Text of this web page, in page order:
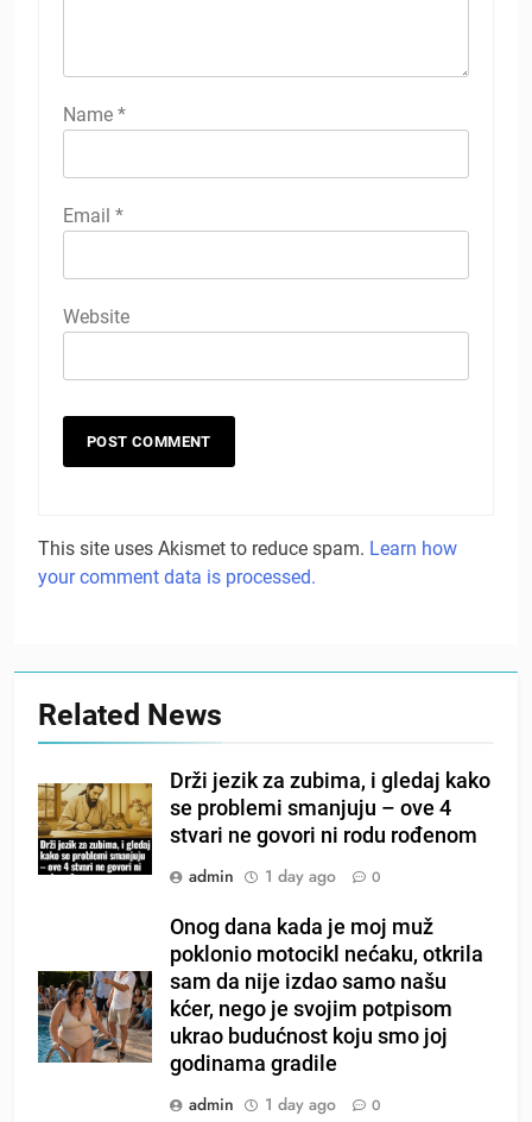
Name *
Email *
Website
This site uses Akismet to reduce spam. Learn how
your comment data is processed.
Related News
Drži jezik za zubima, i gledaj kako
se problemi smanjuju – ove 4
stvari ne govori ni rodu rođenom
admin
1 day ago 0
Onog dana kada je moj muž
poklonio motocikl nećaku, otkrila
sam da nije izdao samo našu
kćer, nego je svojim potpisom
ukrao budućnost koju smo joj
godinama gradile
admin
1 day ago 0